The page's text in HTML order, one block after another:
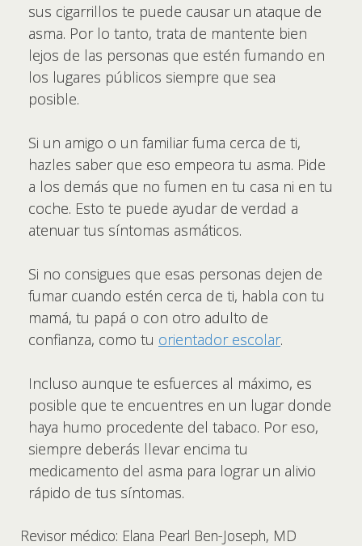
sus cigarrillos te puede causar un ataque de
asma. Por lo tanto, trata de mantente bien
lejos de las personas que estén fumando en
los lugares públicos siempre que sea
posible.
Si un amigo o un familiar fuma cerca de ti,
hazles saber que eso empeora tu asma. Pide
a los demás que no fumen en tu casa ni en tu
coche. Esto te puede ayudar de verdad a
atenuar tus síntomas asmáticos.
Si no consigues que esas personas dejen de
fumar cuando estén cerca de ti, habla con tu
mamá, tu papá o con otro adulto de
confianza, como tu orientador escolar.
Incluso aunque te esfuerces al máximo, es
posible que te encuentres en un lugar donde
haya humo procedente del tabaco. Por eso,
siempre deberás llevar encima tu
medicamento del asma para lograr un alivio
rápido de tus síntomas.
Revisor médico: Elana Pearl Ben-Joseph, MD